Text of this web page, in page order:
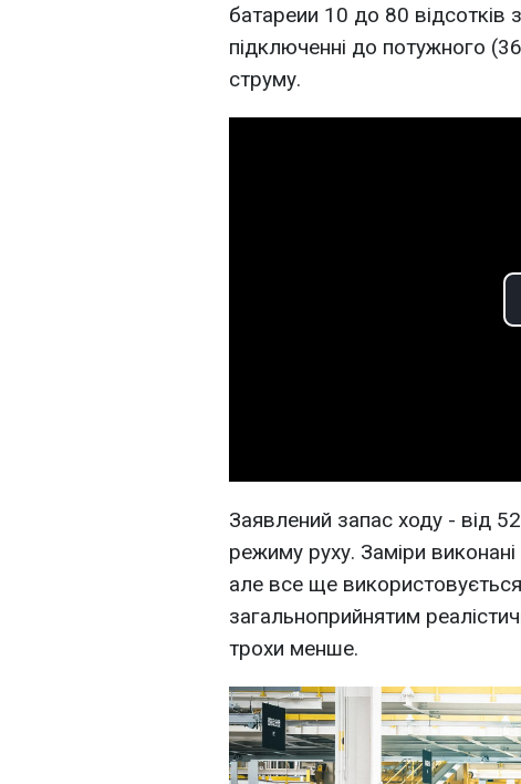
батареии 10 до 80 відсотків
підключенні до потужного
струму.
Заявлений запас ходу - від
режиму руху. Заміри
але все ще
загальноприйнятим
трохи менше.